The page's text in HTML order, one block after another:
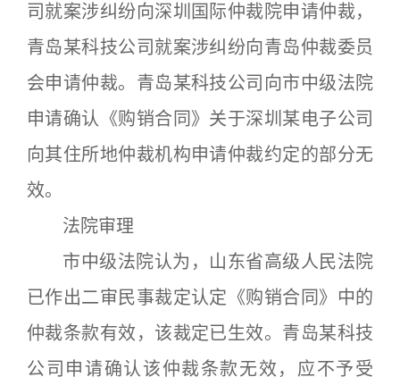
司就案涉纠纷向深圳国际仲裁院申请仲裁，
青岛某科技公司就案涉纠纷向青岛仲裁委员
会申请仲裁。青岛某科技公司向市中级法院
申请确认《购销合同》关于深圳某电子公司
向其住所地仲裁机构申请仲裁约定的部分无
效。
法院审理
市中级法院认为，山东省高级人民法院
已作出二审民事裁定认定《购销合同》中的
仲裁条款有效，该裁定已生效。青岛某科技
公司申请确认该仲裁条款无效，应不予受